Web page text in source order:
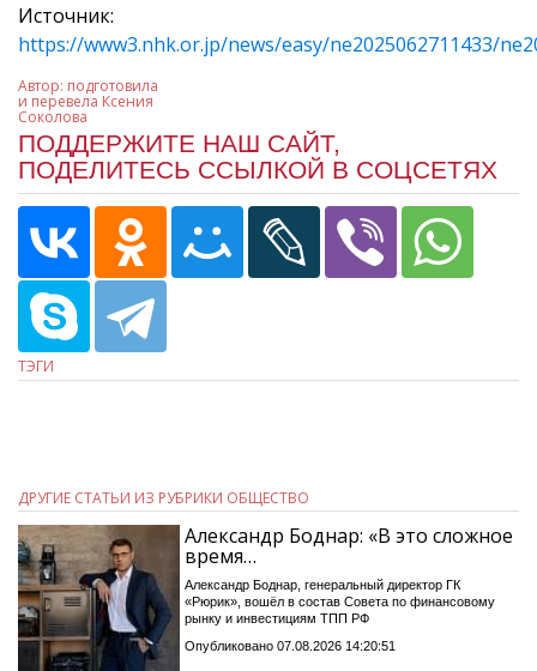
Источник:
https://www3.nhk.or.jp/news/easy/ne2025062711433/
Автор: подготовила
и перевела Ксения
Соколова
ПОДДЕРЖИТЕ НАШ САЙТ,
ПОДЕЛИТЕСЬ ССЫЛКОЙ В СОЦСЕТЯХ
ТЭГИ
ДРУГИЕ СТАТЬИ ИЗ РУБРИКИ ОБЩЕСТВО
Александр Боднар: «В это сложное
время…
Александр Боднар, генеральный директор ГК
«Рюрик», вошёл в состав Совета по финансовому
рынку и инвестициям ТПП РФ
Опубликовано 07.08.2026 14:20:51